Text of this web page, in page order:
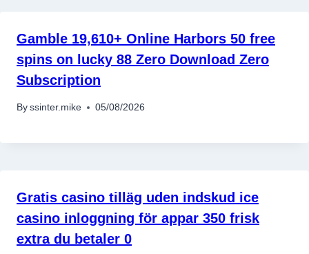
Gamble 19,610+ Online Harbors 50 free
spins on lucky 88 Zero Download Zero
Subscription
By ssinter.mike 05/08/2026
Gratis casino tilläg uden indskud ice
casino inloggning för appar 350 frisk
extra du betaler 0